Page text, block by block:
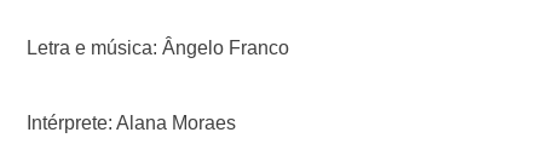
Letra e música: Ângelo Franco
Intérprete: Alana Moraes